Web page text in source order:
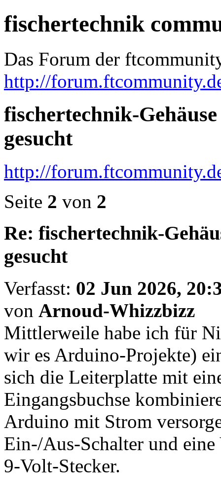
fischertechnik
Das Forum der
http://
fischertechnik-
gesucht
http://
Seite 2 von 2
Re: fischertechnik-
gesucht
Verfasst: 02 Jun 2026,
von Arnoud-Whizzbizz
Mittlerweile habe ich für
wir es Arduino-Projekte)
sich die Leiterplatte mit
Eingangsbuchse
Arduino mit Strom
Ein-/Aus-Schalter und
9-Volt-Stecker.